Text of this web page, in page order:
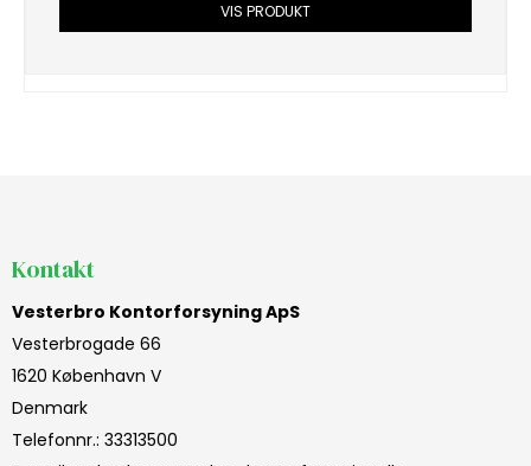
VIS PRODUKT
Kontakt
Vesterbro Kontorforsyning ApS
Vesterbrogade 66
1620 København V
Denmark
Telefonnr.: 33313500